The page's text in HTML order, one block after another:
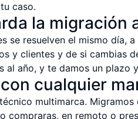
caso.
la migración
se resuelven el mismo día,
y clientes y de si cambias
al año, y te damos un plazo
cualquier
multimarca.
compraras, en remoto o